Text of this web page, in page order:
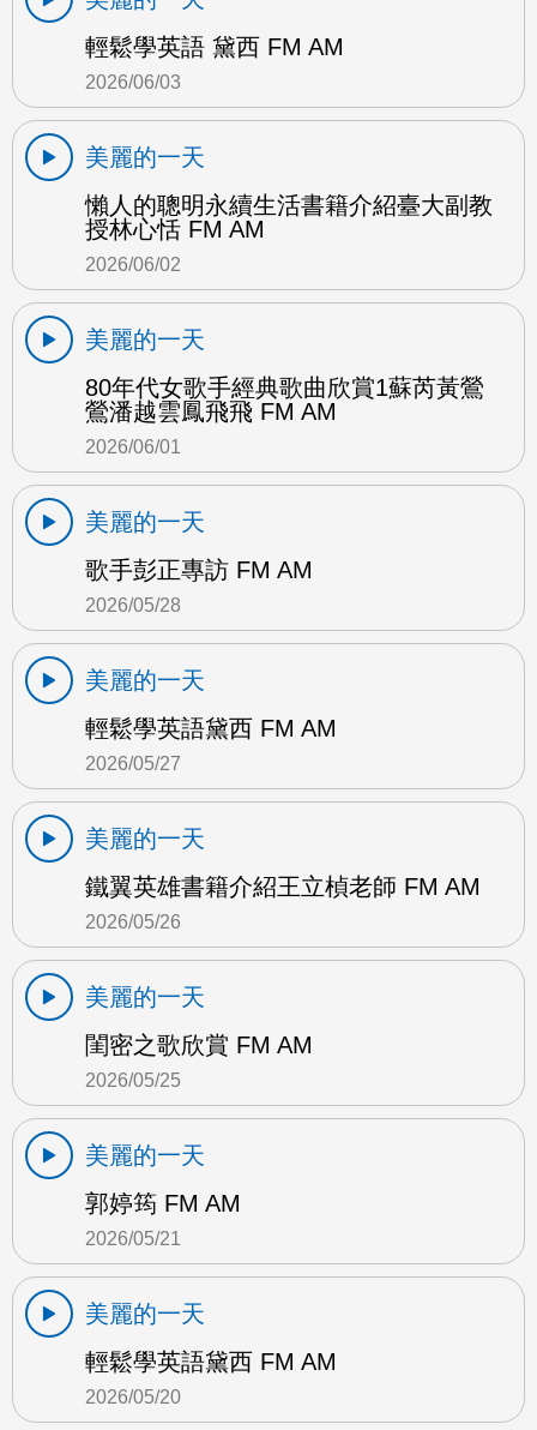
輕鬆學英語 黛西 FM AM
2026/06/03
美麗的一天
懶人的聰明永續生活書籍介紹臺大副教
授林心恬 FM AM
2026/06/02
美麗的一天
80年代女歌手經典歌曲欣賞1蘇芮黃鶯
鶯潘越雲鳳飛飛 FM AM
2026/06/01
美麗的一天
歌手彭正專訪 FM AM
2026/05/28
美麗的一天
輕鬆學英語黛西 FM AM
2026/05/27
美麗的一天
鐵翼英雄書籍介紹王立楨老師 FM AM
2026/05/26
美麗的一天
閨密之歌欣賞 FM AM
2026/05/25
美麗的一天
郭婷筠 FM AM
2026/05/21
美麗的一天
輕鬆學英語黛西 FM AM
2026/05/20